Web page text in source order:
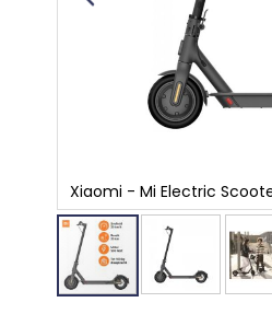
Xiaomi - Mi Electric